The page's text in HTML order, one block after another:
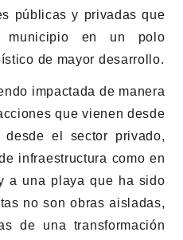
públicas y privadas que
municipio en un polo
de mayor desarrollo.
impactada de manera
que vienen desde
el sector privado,
infraestructura como en
a una playa que ha sido
no son obras aisladas,
de una transformación